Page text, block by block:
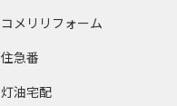
コメリリフォーム
住急番
灯油宅配